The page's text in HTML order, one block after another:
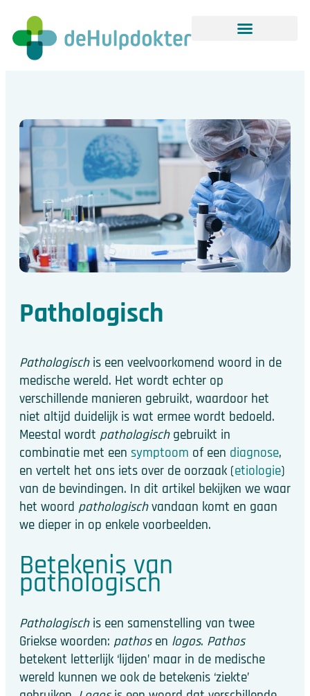
Pathologisch
Pathologischis een veelvoorkomend woord in de
medische wereld. Het wordt echter op
verschillende manieren gebruikt, waardoor het
niet altijd duidelijk is wat ermee wordt bedoeld.
Meestal wordt pathologischgebruikt in
combinatie met een symptoom of een diagnose,
en vertelt het ons iets over de oorzaak (etiologie)
van de bevindingen. In dit artikel bekijken we waar
het woord pathologischvandaan komt en gaan
we dieper in op enkele voorbeelden.
Betekenis van
pathologisch
Pathologischis een samenstelling van twee
Griekse woorden: pathosen logos. Pathos
betekent letterlijk ‘lijden’ maar in de medische
wereld kunnen we ook de betekenis ‘ziekte’